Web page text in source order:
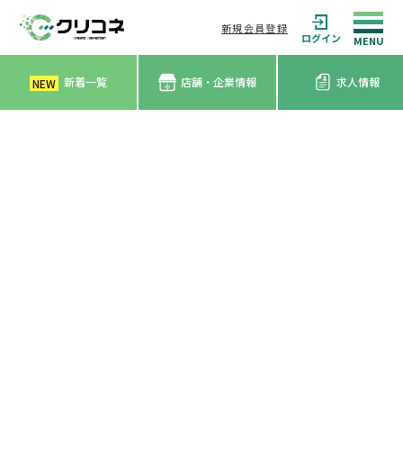
新規会員登録
ログイン
NEW 新着一覧 店舗・企業情報 求人情報